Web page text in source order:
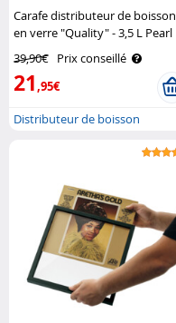
Carafe distributeur de boisson
en verre "Quality" - 3,5 L Pearl
39,90€ Prix conseillé
21,95€
Distributeur de boisson